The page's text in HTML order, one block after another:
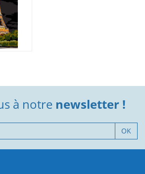
à notre newsletter !
OK